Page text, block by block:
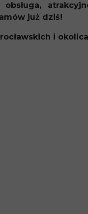
obsługa,
już dziś!
i